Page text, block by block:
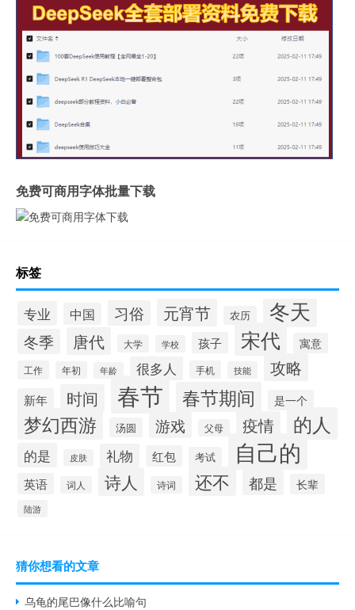
免费可商用字体批量下载
标签
专业 中国 习俗 元宵节 农历 冬天
冬季 唐代 大学 学校 孩子 宋代 寓意
工作 年初 年龄 很多人 手机 技能 攻略
新年 时间 春节 春节期间 是一个
梦幻西游 汤圆 游戏 父母 疫情 的人
的是 皮肤 礼物 红包 考试 自己的
英语 词人 诗人 诗词 还不 都是 长辈
陆游
猜你想看的文章
乌龟的尾巴像什么比喻句